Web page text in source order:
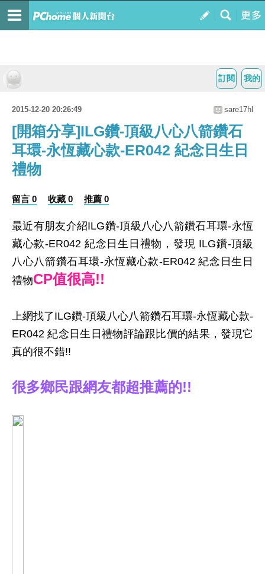
我的
訂閱
2015-12-20 20:26:49 sare17hl
[開箱分享]ILG鑽-頂級八心八箭鑽石
耳環-永恆藏心款-ER042 紀念日生日
禮物
留言 0 收藏 0 推薦 0
最近有朋友介紹ILG鑽-頂級八心八箭鑽石耳環-永恆
藏心款-ER042 紀念日生日禮物，發現 ILG鑽-頂級
八心八箭鑽石耳環-永恆藏心款-ER042 紀念日生日
禮物CP值很高!!
上網找了ILG鑽-頂級八心八箭鑽石耳環-永恆藏心款-
ER042 紀念日生日禮物評論跟比價的結果，發現它
真的很不錯!!
很多鄉民跟網友都超推薦的!!